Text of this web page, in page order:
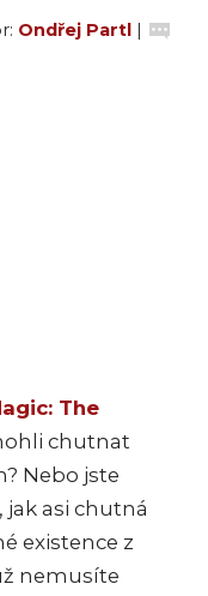
Ondřej Partl |
The
chutnat
Nebo jste
asi chutná
existence z
nemusíte